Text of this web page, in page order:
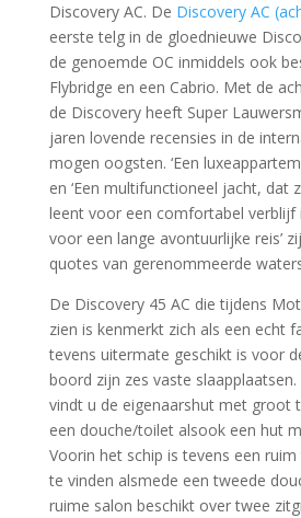
Discovery AC. De Discovery AC
eerste telg in de gloednieuwe
de genoemde OC inmiddels ook
Flybridge en een Cabrio. Met de
de Discovery heeft Super
jaren lovende recensies in de
mogen oogsten. ‘Een
en ‘Een multifunctioneel jacht, dat
leent voor een comfortabel verblijf
voor een lange avontuurlijke reis’
quotes van gerenommeerde
De Discovery 45 AC die tijdens
zien is kenmerkt zich als een echt
tevens uitermate geschikt is voor
boord zijn zes vaste
vindt u de eigenaarshut met groot
een douche/toilet alsook een hut
Voorin het schip is tevens een
te vinden alsmede een tweede
ruime salon beschikt over twee